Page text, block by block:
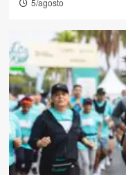
5/agosto